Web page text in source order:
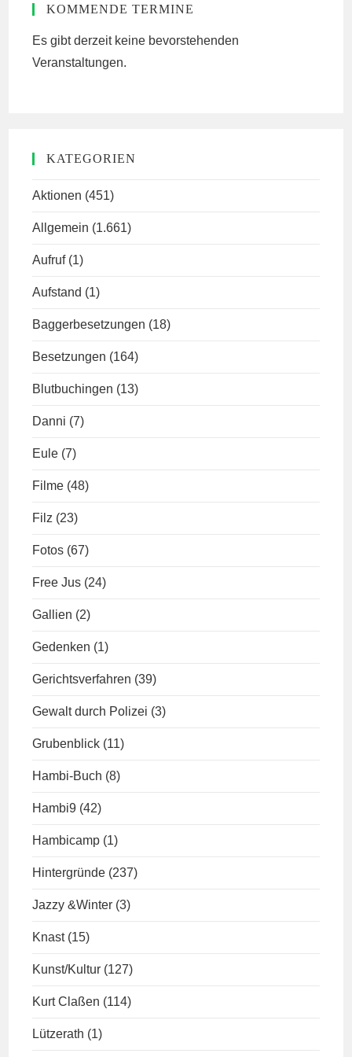
KOMMENDE TERMINE
Es gibt derzeit keine bevorstehenden
Veranstaltungen.
KATEGORIEN
Aktionen (451)
Allgemein (1.661)
Aufruf (1)
Aufstand (1)
Baggerbesetzungen (18)
Besetzungen (164)
Blutbuchingen (13)
Danni (7)
Eule (7)
Filme (48)
Filz (23)
Fotos (67)
Free Jus (24)
Gallien (2)
Gedenken (1)
Gerichtsverfahren (39)
Gewalt durch Polizei (3)
Grubenblick (11)
Hambi-Buch (8)
Hambi9 (42)
Hambicamp (1)
Hintergründe (237)
Jazzy &Winter (3)
Knast (15)
Kunst/Kultur (127)
Kurt Claßen (114)
Lützerath (1)